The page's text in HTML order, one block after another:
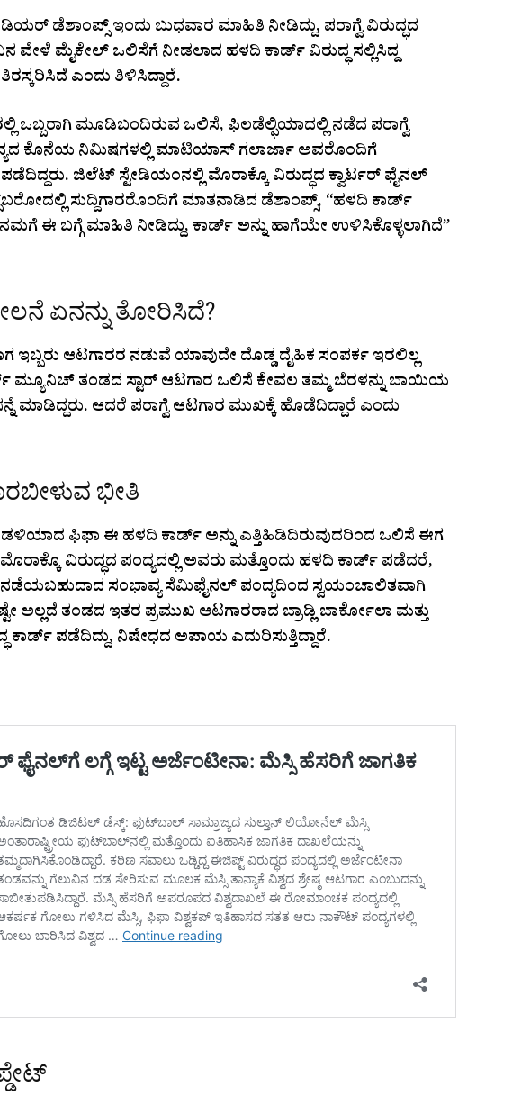
ಡೆಶಾಂಪ್ಸ್ ಇಂದು ಬುಧವಾರ ಮಾಹಿತಿ ನೀಡಿದ್ದು, ಪರಾಗ್ವೆ ವಿರುದ್ಧದ
ಮೈಕೇಲ್ ಒಲಿಸೆಗೆ ನೀಡಲಾದ ಹಳದಿ ಕಾರ್ಡ್ ವಿರುದ್ಧ ಸಲ್ಲಿಸಿದ್ದ
ಎಂದು ತಿಳಿಸಿದ್ದಾರೆ.
ಒಬ್ಬರಾಗಿ ಮೂಡಿಬಂದಿರುವ ಒಲಿಸೆ, ಫಿಲಡೆಲ್ಫಿಯಾದಲ್ಲಿ ನಡೆದ ಪರಾಗ್ವೆ
ಕೊನೆಯ ನಿಮಿಷಗಳಲ್ಲಿ ಮಾಟಿಯಾಸ್ ಗಲಾರ್ಜಾ ಅವರೊಂದಿಗೆ
ಜಿಲೆಟ್ ಸ್ಟೇಡಿಯಂನಲ್ಲಿ ಮೊರಾಕ್ಕೊ ವಿರುದ್ಧದ ಕ್ವಾರ್ಟರ್ ಫೈನಲ್
ಸುದ್ದಿಗಾರರೊಂದಿಗೆ ಮಾತನಾಡಿದ ಡೆಶಾಂಪ್ಸ್, “ಹಳದಿ ಕಾರ್ಡ್
ಈ ಬಗ್ಗೆ ಮಾಹಿತಿ ನೀಡಿದ್ದು, ಕಾರ್ಡ್ ಅನ್ನು ಹಾಗೆಯೇ ಉಳಿಸಿಕೊಳ್ಳಲಾಗಿದೆ”
ಏನನ್ನು ತೋರಿಸಿದೆ?
ಇಬ್ಬರು ಆಟಗಾರರ ನಡುವೆ ಯಾವುದೇ ದೊಡ್ಡ ದೈಹಿಕ ಸಂಪರ್ಕ ಇರಲಿಲ್ಲ
ಮ್ಯೂನಿಚ್ ತಂಡದ ಸ್ಟಾರ್ ಆಟಗಾರ ಒಲಿಸೆ ಕೇವಲ ತಮ್ಮ ಬೆರಳನ್ನು ಬಾಯಿಯ
ಮಾಡಿದ್ದರು. ಆದರೆ ಪರಾಗ್ವೆ ಆಟಗಾರ ಮುಖಕ್ಕೆ ಹೊಡೆದಿದ್ದಾರೆ ಎಂದು
ಭೀತಿ
ಫಿಫಾ ಈ ಹಳದಿ ಕಾರ್ಡ್ ಅನ್ನು ಎತ್ತಿಹಿಡಿದಿರುವುದರಿಂದ ಒಲಿಸೆ ಈಗ
ವಿರುದ್ಧದ ಪಂದ್ಯದಲ್ಲಿ ಅವರು ಮತ್ತೊಂದು ಹಳದಿ ಕಾರ್ಡ್ ಪಡೆದರೆ,
ನಡೆಯಬಹುದಾದ ಸಂಭಾವ್ಯ ಸೆಮಿಫೈನಲ್ ಪಂದ್ಯದಿಂದ ಸ್ವಯಂಚಾಲಿತವಾಗಿ
ಅಲ್ಲದೆ ತಂಡದ ಇತರ ಪ್ರಮುಖ ಆಟಗಾರರಾದ ಬ್ರಾಡ್ಲಿ ಬಾರ್ಕೋಲಾ ಮತ್ತು
ಕಾರ್ಡ್ ಪಡೆದಿದ್ದು, ನಿಷೇಧದ ಅಪಾಯ ಎದುರಿಸುತ್ತಿದ್ದಾರೆ.